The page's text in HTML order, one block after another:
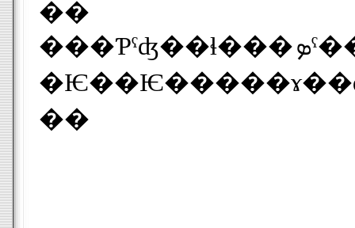
��
���Ƥˤʤ��ɬ���ܤˤ��륳�󥻥�ȼ������񡣤����ˬ�줿�ͤ���������ʡ�ˤ���ι�ۤ�ۥƥ��쥹�ȥ��Τ褦�ʤ�����ꤢ����֤ˤ�礦
��